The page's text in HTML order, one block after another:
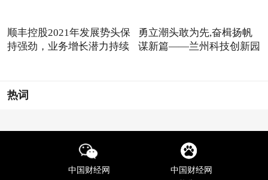
顺丰控股2021年发展势头保
持强劲，业务增长潜力持续
勇立潮头敢为先,奋楫扬帆
谋新篇——兰州科技创新园
热词
中国财经网
中国财经网